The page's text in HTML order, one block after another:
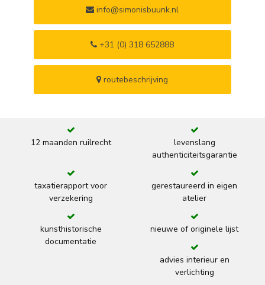
info@simonisbuunk.nl
+31 (0) 318 652888
routebeschrijving
12 maanden ruilrecht
levenslang
authenticiteitsgarantie
taxatierapport voor
verzekering
gerestaureerd in eigen
atelier
kunsthistorische
documentatie
nieuwe of originele lijst
advies interieur en
verlichting